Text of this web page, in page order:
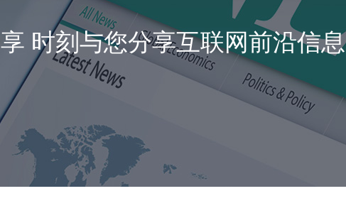
时刻与您分享互联网前沿信息